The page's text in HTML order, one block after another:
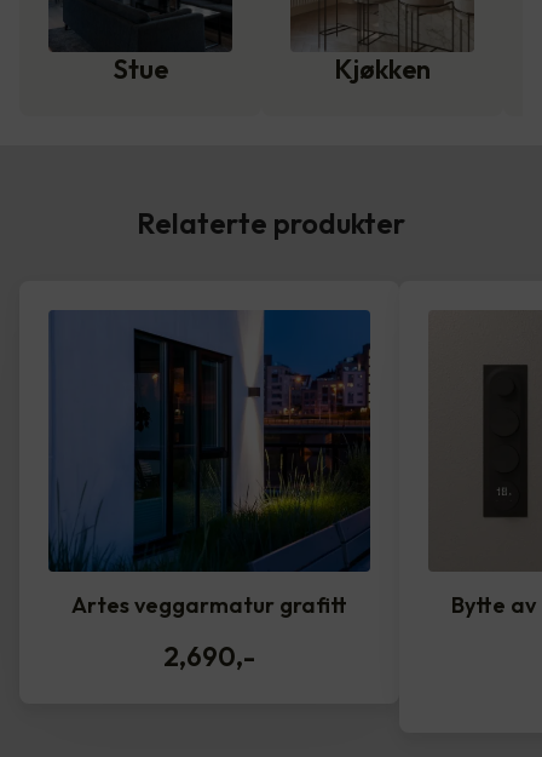
Stue Kjøkken
Relaterte produkter
Artes veggarmatur grafitt
2,690,-
Bytte